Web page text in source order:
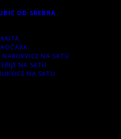
OD SREBRA
NARUKVICE NA SATU
NA SATU
NA SATU